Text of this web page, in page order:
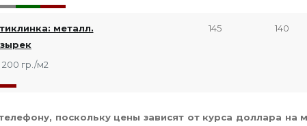
металл.
200 гр./м2
145 140
поскольку цены зависят от курса доллара